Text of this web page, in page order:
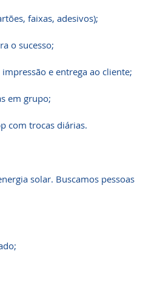
faixas, adesivos);
o sucesso;
e entrega ao cliente;
em grupo;
com trocas diárias.
solar. Buscamos pessoas